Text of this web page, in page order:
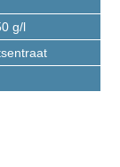
g/l